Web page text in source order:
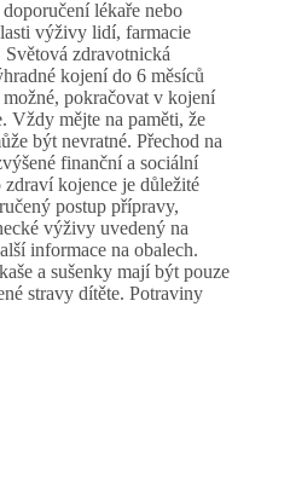
lékaře nebo
výživy lidí, farmacie
Světová zdravotnická
kojení do 6 měsíců
pokračovat v kojení
Vždy mějte na paměti, že
být nevratné. Přechod na
finanční a sociální
kojence je důležité
postup přípravy,
výživy uvedený na
informace na obalech.
a sušenky mají být pouze
stravy dítěte. Potraviny